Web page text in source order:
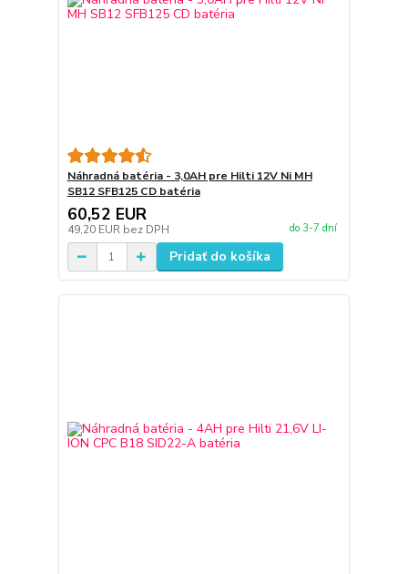
Náhradná batéria - 3,0AH pre Hilti 12V Ni MH
SB12 SFB125 CD batéria
60,52 EUR
49,20 EUR bez DPH do 3-7 dní
Pridať do košíka